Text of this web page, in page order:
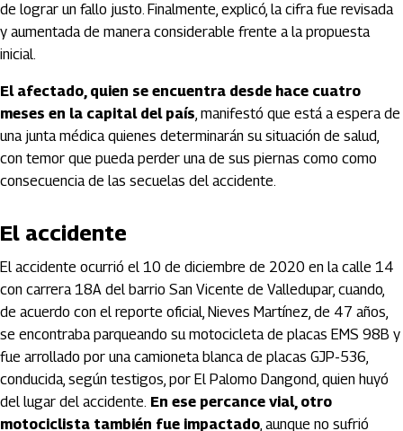
de lograr un fallo justo. Finalmente, explicó, la cifra fue revisada
y aumentada de manera considerable frente a la propuesta
inicial.
El afectado, quien se encuentra desde hace cuatro
meses en la capital del país, manifestó que está a espera de
una junta médica quienes determinarán su situación de salud,
con temor que pueda perder una de sus piernas como como
consecuencia de las secuelas del accidente.
El accidente
El accidente ocurrió el 10 de diciembre de 2020 en la calle 14
con carrera 18A del barrio San Vicente de Valledupar, cuando,
de acuerdo con el reporte oficial, Nieves Martínez, de 47 años,
se encontraba parqueando su motocicleta de placas EMS 98B y
fue arrollado por una camioneta blanca de placas GJP-536,
conducida, según testigos, por El Palomo Dangond, quien huyó
del lugar del accidente. En ese percance vial, otro
motociclista también fue impactado, aunque no sufrió